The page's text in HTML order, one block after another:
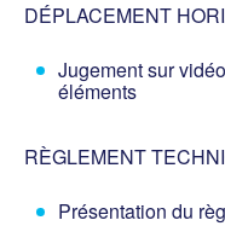
DÉPLACEMENT
Jugement sur
éléments
RÈGLEMENT
Présentation du